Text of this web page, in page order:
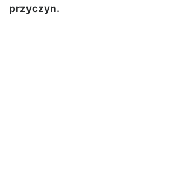
przyczyn.